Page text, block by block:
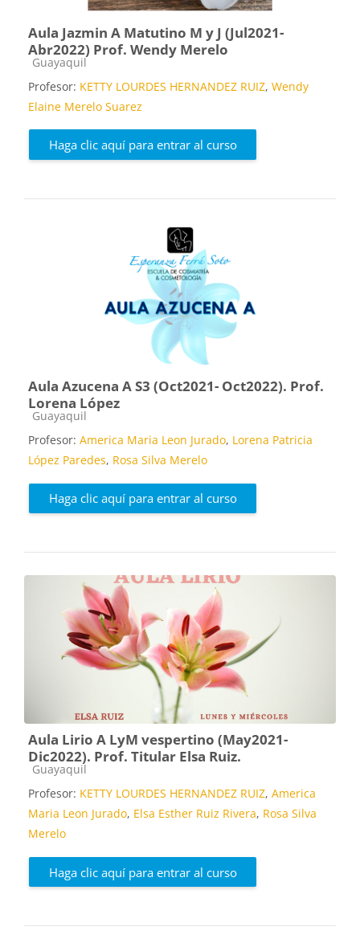
Aula Jazmin A Matutino M y J (Jul2021-
Abr2022) Prof. Wendy Merelo
Categoría de cursos
Guayaquil
Profesor: KETTY LOURDES HERNANDEZ RUIZ, Wendy
Elaine Merelo Suarez
Haga clic aquí para entrar al curso
Aula Azucena A S3 (Oct2021- Oct2022). Prof.
Lorena López
Categoría de cursos
Guayaquil
Profesor: America Maria Leon Jurado, Lorena Patricia
López Paredes, Rosa Silva Merelo
Haga clic aquí para entrar al curso
Aula Lirio A LyM vespertino (May2021-
Dic2022). Prof. Titular Elsa Ruiz.
Categoría de cursos
Guayaquil
Profesor: KETTY LOURDES HERNANDEZ RUIZ, America
Maria Leon Jurado, Elsa Esther Ruiz Rivera, Rosa Silva
Merelo
Haga clic aquí para entrar al curso